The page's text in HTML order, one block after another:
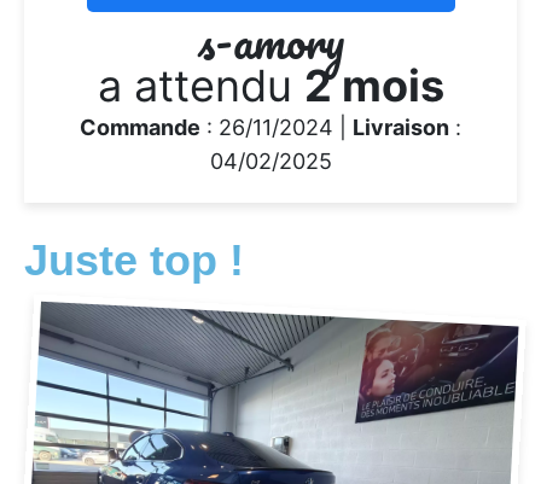
s-amory
a attendu 2 mois
Commande : 26/11/2024 | Livraison :
04/02/2025
Juste top !